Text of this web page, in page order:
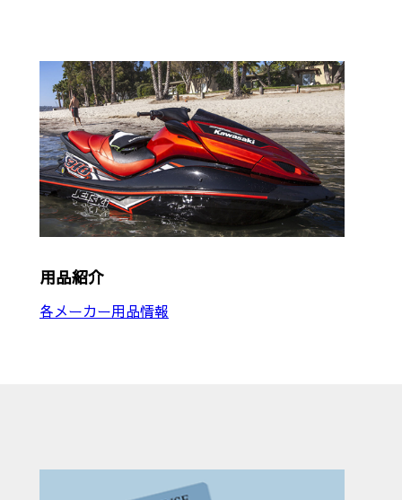
用品紹介
各メーカー用品情報